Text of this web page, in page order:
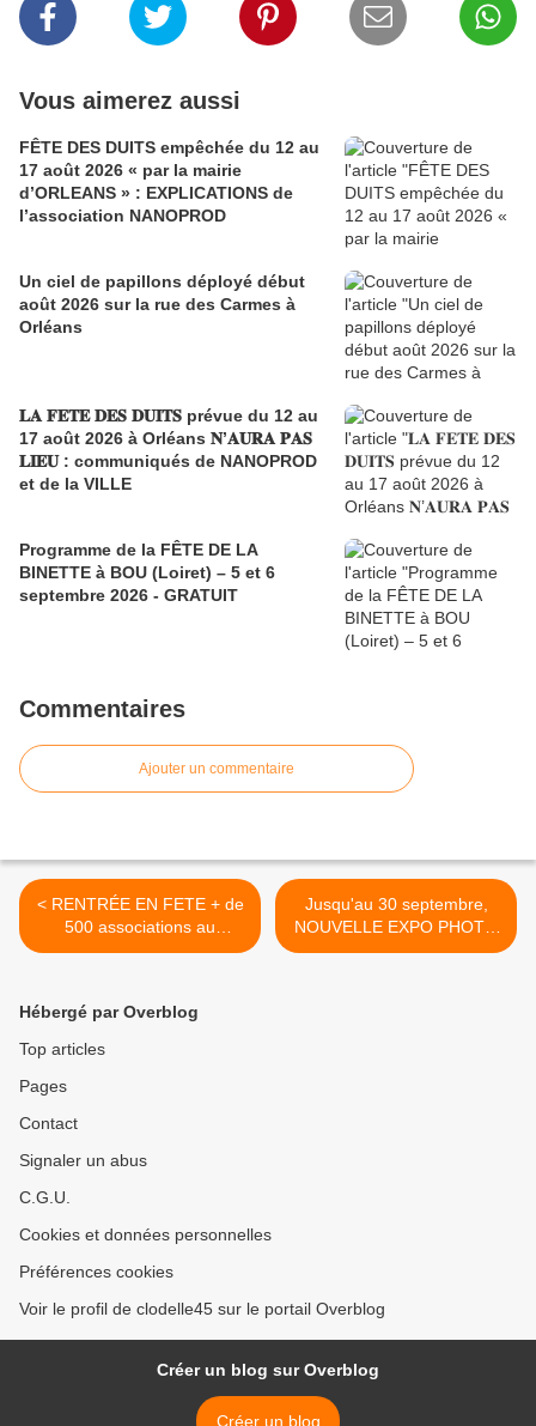
Vous aimerez aussi
FÊTE DES DUITS empêchée du 12 au
17 août 2026 « par la mairie
d’ORLEANS » : EXPLICATIONS de
l’association NANOPROD
Un ciel de papillons déployé début
août 2026 sur la rue des Carmes à
Orléans
𝐋𝐀 𝐅𝐄𝐓𝐄 𝐃𝐄𝐒 𝐃𝐔𝐈𝐓𝐒 prévue du 12 au
17 août 2026 à Orléans 𝐍’𝐀𝐔𝐑𝐀 𝐏𝐀𝐒
𝐋𝐈𝐄𝐔 : communiqués de NANOPROD
et de la VILLE
Programme de la FÊTE DE LA
BINETTE à BOU (Loiret) – 5 et 6
septembre 2026 - GRATUIT
Commentaires
Ajouter un commentaire
< RENTRÉE EN FETE + de
500 associations au
centre...
Jusqu'au 30 septembre,
NOUVELLE EXPO PHOTO
Hall... >
Hébergé par Overblog
Top articles
Pages
Contact
Signaler un abus
C.G.U.
Cookies et données personnelles
Préférences cookies
Voir le profil de clodelle45 sur le portail Overblog
Créer un blog sur Overblog
Créer un blog